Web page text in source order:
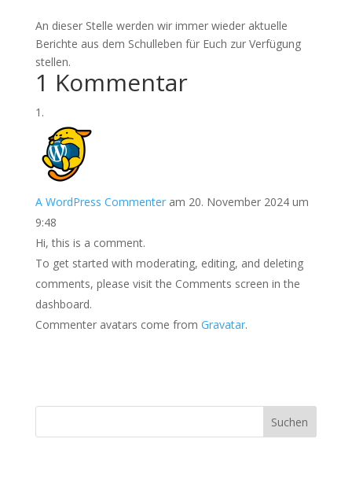
An dieser Stelle werden wir immer wieder aktuelle
Berichte aus dem Schulleben für Euch zur Verfügung
stellen.
1 Kommentar
A WordPress Commenter am 20. November 2024 um
9:48
Hi, this is a comment.
To get started with moderating, editing, and deleting
comments, please visit the Comments screen in the
dashboard.
Commenter avatars come from Gravatar.
Suchen